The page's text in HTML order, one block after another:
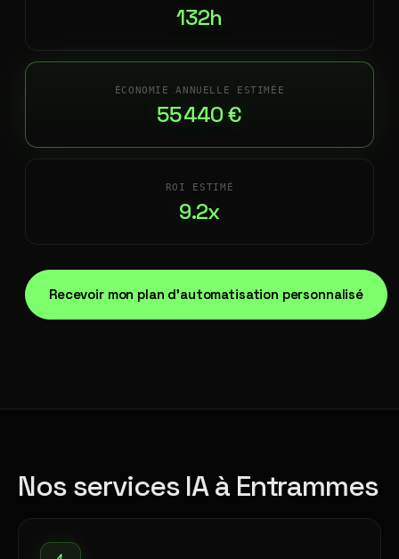
132h
ÉCONOMIE ANNUELLE ESTIMÉE
55 440 €
ROI ESTIMÉ
9.2x
Recevoir mon plan d'automatisation personnalisé
Nos services IA à Entrammes